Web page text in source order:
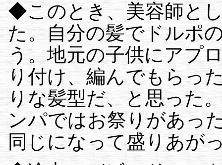
◆このとき、美容師と
た。自分の髪でドルポ
う。地元の子供にアプ
り付け、編んでもらっ
りな髪型だ、と思った
ンパではお祭りがあっ
同じになって盛りあが